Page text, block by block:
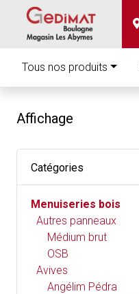
Tous nos produits
Affichage
Catégories
Menuiseries bois
Autres panneaux
Médium brut
OSB
Avives
Angélim Pédra